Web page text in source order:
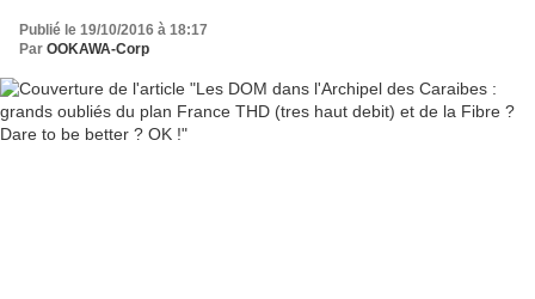
Publié le 19/10/2016 à 18:17
Par OOKAWA-Corp